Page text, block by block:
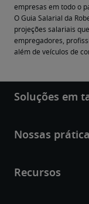
empresas em todo o
O Guia Salarial da
projeções salariais
empregadores,
além de veículos de